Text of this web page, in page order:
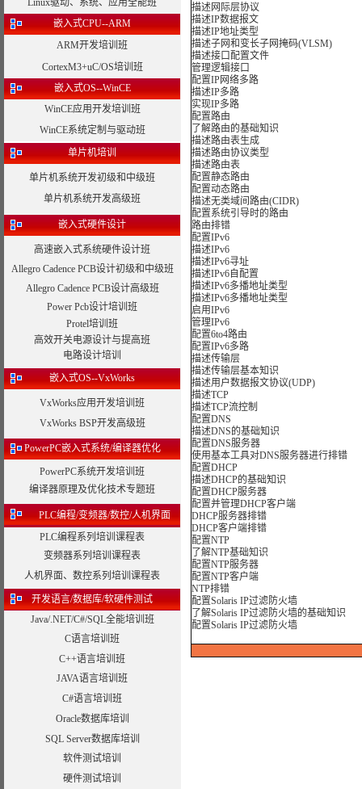
Linux驱动、系统、应用全能班
嵌入式CPU--ARM
ARM开发培训班
CortexM3+uC/OS培训班
嵌入式OS--WinCE
WinCE应用开发培训班
WinCE系统定制与驱动班
单片机培训
单片机系统开发初级和中级班
单片机系统开发高级班
嵌入式硬件设计
高速嵌入式系统硬件设计班
Allegro Cadence PCB设计初级和中级班
Allegro Cadence PCB设计高级班
Power Pcb设计培训班
Protel培训班
高效开关电源设计与提高班
电路设计培训
嵌入式OS--VxWorks
VxWorks应用开发培训班
VxWorks BSP开发高级班
PowerPC嵌入式系统/编译器优化
PowerPC系统开发培训班
编译器原理及优化技术专题班
PLC编程/变频器/数控/人机界面
PLC编程系列培训课程表
变频器系列培训课程表
人机界面、数控系列培训课程表
开发语言/数据库/软硬件测试
Java/.NET/C#/SQL全能培训班
C语言培训班
C++语言培训班
JAVA语言培训班
C#语言培训班
Oracle数据库培训
SQL Server数据库培训
软件测试培训
硬件测试培训
描述网际层协议
描述IP数据报文
描述IP地址类型
描述子网和变长子网掩码(VLSM)
描述接口配置文件
管理逻辑接口
配置IP网络多路
描述IP多路
实现IP多路
配置路由
了解路由的基础知识
描述路由表生成
描述路由协议类型
描述路由表
配置静态路由
配置动态路由
描述无类域间路由(CIDR)
配置系统引导时的路由
路由排错
配置IPv6
描述IPv6
描述IPv6寻址
描述IPv6自配置
描述IPv6多播地址类型
描述IPv6多播地址类型
启用IPv6
管理IPv6
配置6to4路由
配置IPv6多路
描述传输层
描述传输层基本知识
描述用户数据报文协议(UDP)
描述TCP
描述TCP流控制
配置DNS
描述DNS的基础知识
配置DNS服务器
使用基本工具对DNS服务器进行排错
配置DHCP
描述DHCP的基础知识
配置DHCP服务器
配置并管理DHCP客户端
DHCP服务器排错
DHCP客户端排错
配置NTP
了解NTP基础知识
配置NTP服务器
配置NTP客户端
NTP排错
配置Solaris IP过滤防火墙
了解Solaris IP过滤防火墙的基础知识
配置Solaris IP过滤防火墙